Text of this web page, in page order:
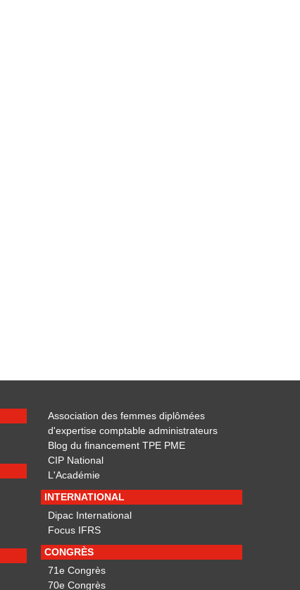
Association des femmes diplômées
d'expertise comptable administrateurs
Blog du financement TPE PME
CIP National
L'Académie
INTERNATIONAL
Dipac International
Focus IFRS
CONGRÈS
71e Congrès
70e Congrès